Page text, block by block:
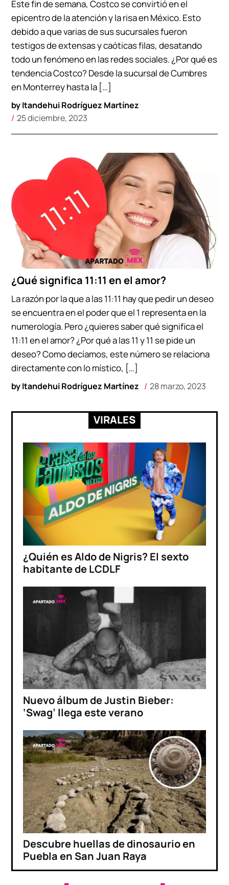
byItandehui Rodríguez Martínez
25 diciembre, 2023
Este fin de semana, Costco se convirtió en el
epicentro de la atención y la risa en México. Esto
debido a que varias de sus sucursales fueron
testigos de extensas y caóticas filas, desatando
todo un fenómeno en las redes sociales. ¿Por qué es
tendencia Costco? Desde la sucursal de Cumbres
en Monterrey hasta la […]
¿Qué significa 11:11 en el amor?
byItandehui Rodríguez Martínez 28 marzo, 2023
La razón por la que a las 11:11 hay que pedir un deseo
se encuentra en el poder que el 1 representa en la
numerología. Pero ¿quieres saber qué significa el
11:11 en el amor? ¿Por qué a las 11 y 11 se pide un
deseo? Como decíamos, este número se relaciona
directamente con lo místico, […]
VIRALES
¿Quién es Aldo de Nigris? El sexto
habitante de LCDLF
Nuevo álbum de Justin Bieber:
‘Swag’ llega este verano
Descubre huellas de dinosaurio en
Puebla en San Juan Raya